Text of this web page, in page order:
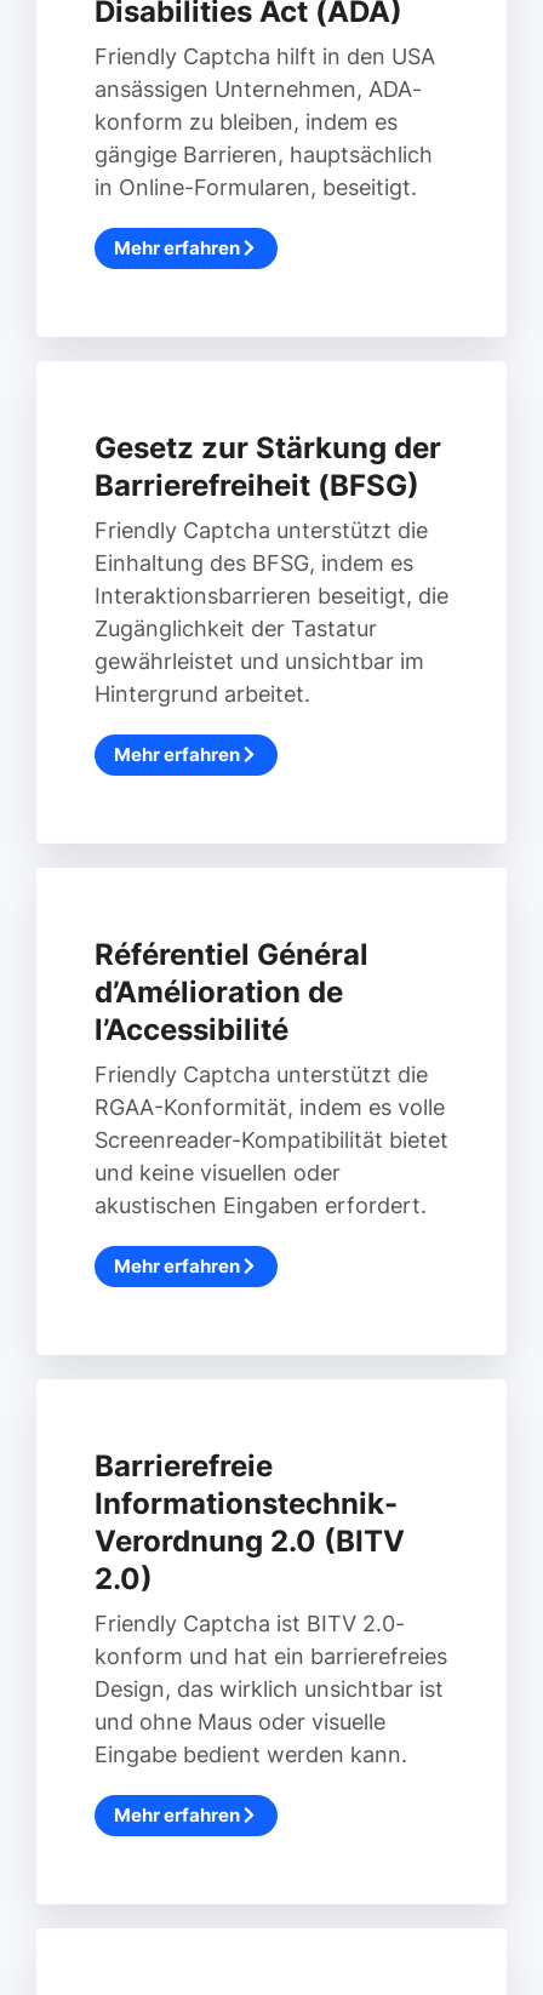
Disabilities Act (ADA)
Friendly Captcha hilft in den USA
ansässigen Unternehmen, ADA-
konform zu bleiben, indem es
gängige Barrieren, hauptsächlich
in Online-Formularen, beseitigt.
Mehr erfahren
Gesetz zur Stärkung der
Barrierefreiheit (BFSG)
Friendly Captcha unterstützt die
Einhaltung des BFSG, indem es
Interaktionsbarrieren beseitigt, die
Zugänglichkeit der Tastatur
gewährleistet und unsichtbar im
Hintergrund arbeitet.
Mehr erfahren
Référentiel Général
d’Amélioration de
l’Accessibilité
Friendly Captcha unterstützt die
RGAA-Konformität, indem es volle
Screenreader-Kompatibilität bietet
und keine visuellen oder
akustischen Eingaben erfordert.
Mehr erfahren
Barrierefreie
Informationstechnik-
Verordnung 2.0 (BITV
2.0)
Friendly Captcha ist BITV 2.0-
konform und hat ein barrierefreies
Design, das wirklich unsichtbar ist
und ohne Maus oder visuelle
Eingabe bedient werden kann.
Mehr erfahren